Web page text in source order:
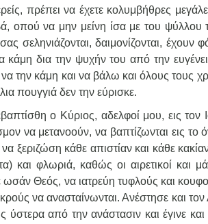
πρέπει να έχετε κολυμβήθρες
οπού να μην μείνη ίσα με του ψύλλου
σεληνιάζονται, δαιμονίζονται, έχουν
κάμη δια την ψυχήν του από την
την κάμη και να βάλω και όλους τους
πουγγιά δεν την εύρισκε.
ο Κύριος, αδελφοί μου, εις
να μετανοούν, να βαπτίζωνται εις
να ξεριζώση κάθε απιστίαν και κάθε
και φλωριά, καθώς οι αιρετικοί και
Θεός, να ιατρεύη τυφλούς και
να ανασταίνωνται. Ανέστησε και
ύστερα από την ανάστασιν και έγινε